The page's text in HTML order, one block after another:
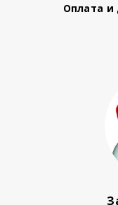
Оплата и